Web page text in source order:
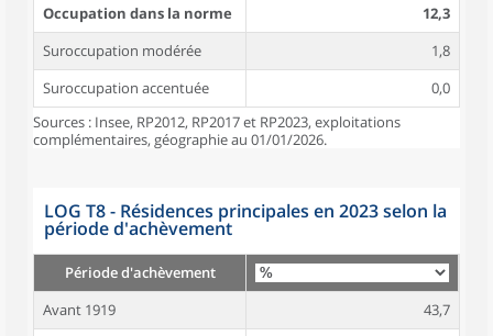
Occupation dans la norme
12,3
Suroccupation modérée
1,8
Suroccupation accentuée
0,0
Sources : Insee, RP2012, RP2017 et RP2023, exploitations
complémentaires, géographie au 01/01/2026.
LOG T8 - Résidences principales en 2023 selon la
période d'achèvement
Période d'achèvement
Avant 1919
43,7